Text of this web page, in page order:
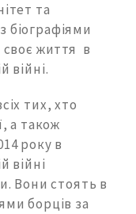
та
біографіями
своє життя в
війні.
тих, хто
а також
року в
війні
Вони стоять в
борців за